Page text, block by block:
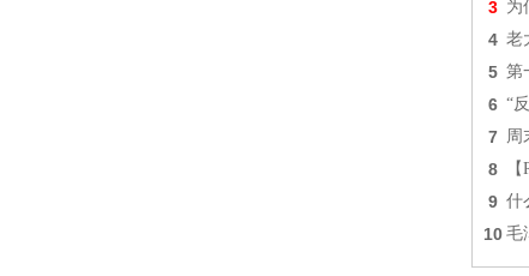
3 为
4 老
5 第
6 “
7 周
8
9 什
10 毛